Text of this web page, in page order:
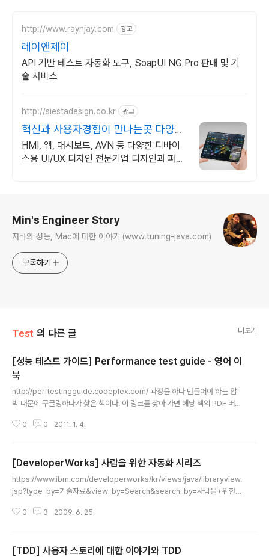
http://www.raynjay.com 광고
레이앤제이
API 기반 테스트 자동화 도구, SoapUI NG Pro 판매 및 기
술 서비스
http://siestadesign.co.kr 광고
혁신과 사용자경험이 만나는곳 다양한
포트폴리오
HMI, 앱, 대시보드, AVN 등 다양한 디바이
스용 UI/UX 디자인 전문기업 디자인과 퍼블
Min's Engineer Story
자바와 성능, Mac에 대한 이야기 (www.tuning-java.com)
구독하기
Test 의 다른 글 더보기
[성능 테스트 가이드] Performance test guide - 영어 이
북
http://perftestingguide.codeplex.com/ 과정을 하나 만들어야 하는 압
박 때문에 구글링하다가 찾은 책이다. 이 링크를 찾아 가면 해당 책의 PDF 버전
영어라 쉽게 읽힐 것이다.)
0 0 2011. 1. 4.
[DeveloperWorks] 사람을 위한 자동화 시리즈
https://www.ibm.com/developerworks/kr/views/java/libraryview.
jsp?type_by=기술자료&view_by=Search&search_by=사람을+위한
위한 자동화 시리즈. 지금이라도 알게되어서 다행이다. 지속적인 통합이나 테스
0 3 2009. 6. 25.
[TDD] 사용자 스토리에 대한 이야기와 TDD